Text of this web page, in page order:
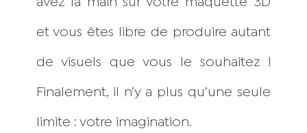
avez la main sur votre maquette 3D
et vous êtes libre de produire autant
de visuels que vous le souhaitez !
Finalement, il n’y a plus qu’une seule
limite : votre imagination.